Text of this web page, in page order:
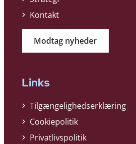
Kontakt
Modtag nyheder
Links
Tilgængelighedserklæring
Cookiepolitik
Privatlivspolitik